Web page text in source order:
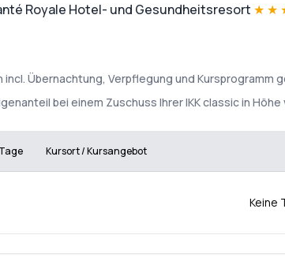
Royale Hotel- und Gesundheitsresort ★ ★
incl. Übernachtung, Verpflegung und Kursprogramm
bei einem Zuschuss Ihrer IKK classic in Höhe
Tage Kursort / Kursangebot
Keine